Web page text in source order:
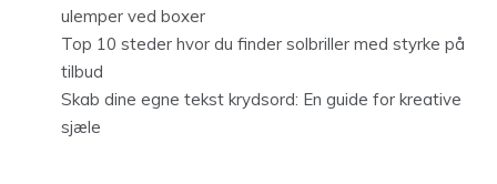
ulemper ved boxer
Top 10 steder hvor du finder solbriller med styrke på
tilbud
Skab dine egne tekst krydsord: En guide for kreative
sjæle